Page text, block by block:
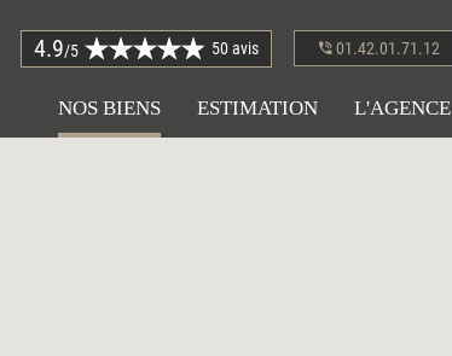
4.9/5 50 avis 01.42.01.71.12
NOS BIENS ESTIMATION L'AGENCE